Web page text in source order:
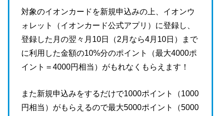
対象のイオンカードを新規申込みの上、イオンウ
ォレット（イオンカード公式アプリ）に登録し、
登録した月の翌々月10日（2月なら4月10日）まで
に利用した金額の10%分のポイント（最大4000ポ
イント＝4000円相当）がもれなくもらえます！
また新規申込みをするだけで1000ポイント（1000
円相当）がもらえるので最大5000ポイント（5000